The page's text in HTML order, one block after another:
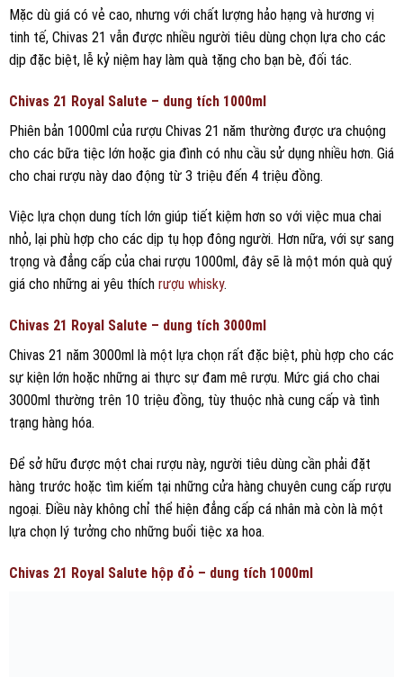
Mặc dù giá có vẻ cao, nhưng với chất lượng hảo hạng và hương vị
tinh tế, Chivas 21 vẫn được nhiều người tiêu dùng chọn lựa cho các
dịp đặc biệt, lễ kỷ niệm hay làm quà tặng cho bạn bè, đối tác.
Chivas 21 Royal Salute – dung tích 1000ml
Phiên bản 1000ml của rượu Chivas 21 năm thường được ưa chuộng
cho các bữa tiệc lớn hoặc gia đình có nhu cầu sử dụng nhiều hơn. Giá
cho chai rượu này dao động từ 3 triệu đến 4 triệu đồng.
Việc lựa chọn dung tích lớn giúp tiết kiệm hơn so với việc mua chai
nhỏ, lại phù hợp cho các dịp tụ họp đông người. Hơn nữa, với sự sang
trọng và đẳng cấp của chai rượu 1000ml, đây sẽ là một món quà quý
giá cho những ai yêu thích rượu whisky.
Chivas 21 Royal Salute – dung tích 3000ml
Chivas 21 năm 3000ml là một lựa chọn rất đặc biệt, phù hợp cho các
sự kiện lớn hoặc những ai thực sự đam mê rượu. Mức giá cho chai
3000ml thường trên 10 triệu đồng, tùy thuộc nhà cung cấp và tình
trạng hàng hóa.
Để sở hữu được một chai rượu này, người tiêu dùng cần phải đặt
hàng trước hoặc tìm kiếm tại những cửa hàng chuyên cung cấp rượu
ngoại. Điều này không chỉ thể hiện đẳng cấp cá nhân mà còn là một
lựa chọn lý tưởng cho những buổi tiệc xa hoa.
Chivas 21 Royal Salute hộp đỏ – dung tích 1000ml